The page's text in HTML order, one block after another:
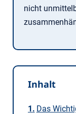
nicht
Inhalt
Das